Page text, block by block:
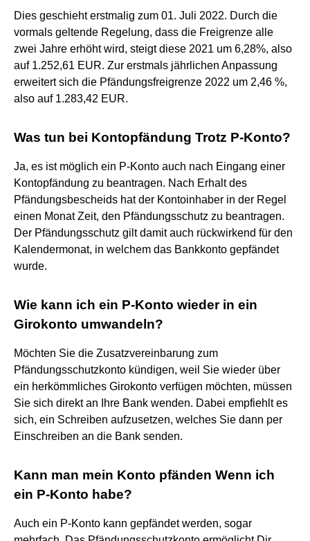
Dies geschieht erstmalig zum 01. Juli 2022. Durch die
vormals geltende Regelung, dass die Freigrenze alle
zwei Jahre erhöht wird, steigt diese 2021 um 6,28%, also
auf 1.252,61 EUR. Zur erstmals jährlichen Anpassung
erweitert sich die Pfändungsfreigrenze 2022 um 2,46 %,
also auf 1.283,42 EUR.
Was tun bei Kontopfändung Trotz P-Konto?
Ja, es ist möglich ein P-Konto auch nach Eingang einer
Kontopfändung zu beantragen. Nach Erhalt des
Pfändungsbescheids hat der Kontoinhaber in der Regel
einen Monat Zeit, den Pfändungsschutz zu beantragen.
Der Pfändungsschutz gilt damit auch rückwirkend für den
Kalendermonat, in welchem das Bankkonto gepfändet
wurde.
Wie kann ich ein P-Konto wieder in ein
Girokonto umwandeln?
Möchten Sie die Zusatzvereinbarung zum
Pfändungsschutzkonto kündigen, weil Sie wieder über
ein herkömmliches Girokonto verfügen möchten, müssen
Sie sich direkt an Ihre Bank wenden. Dabei empfiehlt es
sich, ein Schreiben aufzusetzen, welches Sie dann per
Einschreiben an die Bank senden.
Kann man mein Konto pfänden Wenn ich
ein P-Konto habe?
Auch ein P-Konto kann gepfändet werden, sogar